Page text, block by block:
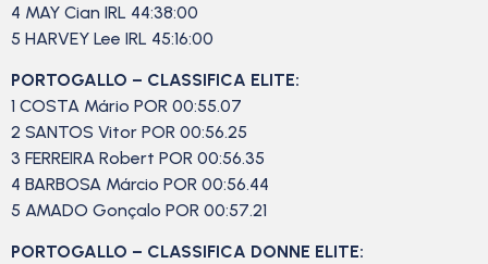
4 MAY Cian IRL 44:38:00
5 HARVEY Lee IRL 45:16:00
PORTOGALLO – CLASSIFICA ELITE:
1 COSTA Mário POR 00:55.07
2 SANTOS Vitor POR 00:56.25
3 FERREIRA Robert POR 00:56.35
4 BARBOSA Márcio POR 00:56.44
5 AMADO Gonçalo POR 00:57.21
PORTOGALLO – CLASSIFICA DONNE ELITE: